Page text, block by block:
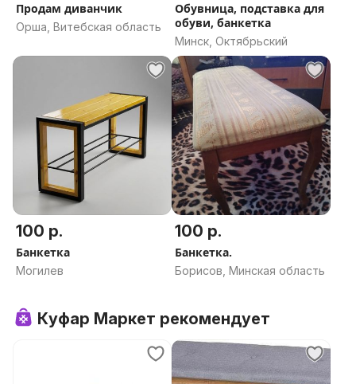
Продам диванчик
Орша, Витебская область
Обувница, подставка для
обуви, банкетка
Минск, Октябрьский
100 р.
Банкетка
Могилев
100 р.
Банкетка.
Борисов, Минская область
Куфар Маркет рекомендует